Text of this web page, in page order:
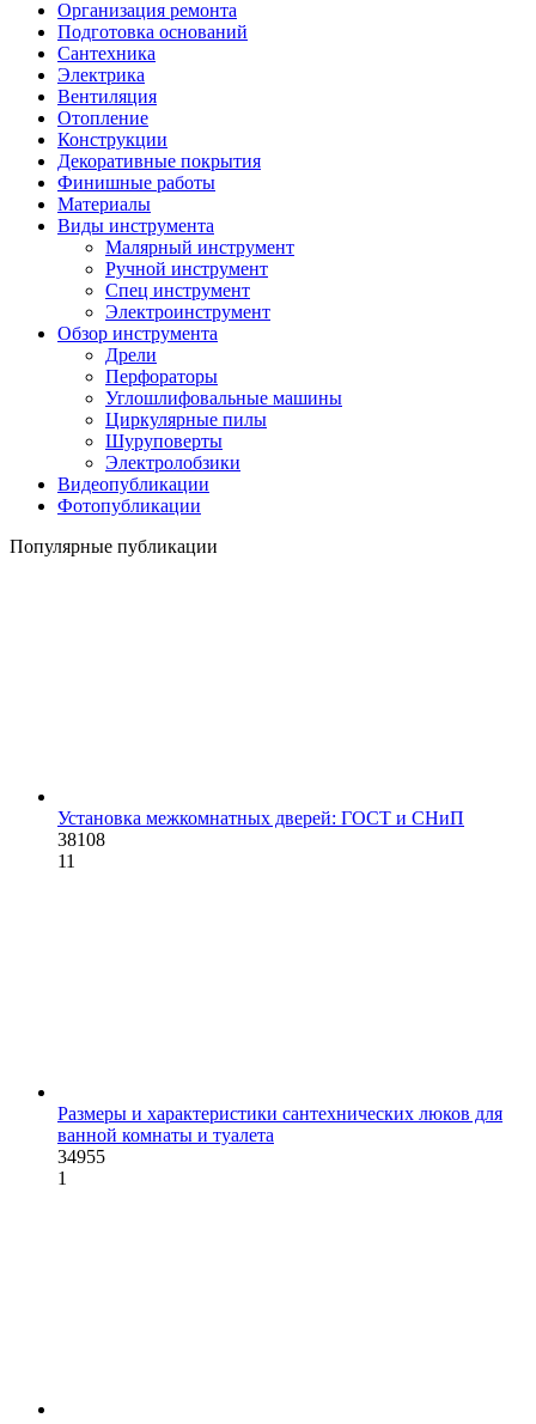
Организация ремонта
Подготовка оснований
Сантехника
Электрика
Вентиляция
Отопление
Конструкции
Декоративные покрытия
Финишные работы
Материалы
Виды инструмента
Малярный инструмент
Ручной инструмент
Спец инструмент
Электроинструмент
Обзор инструмента
Дрели
Перфораторы
Углошлифовальные машины
Циркулярные пилы
Шуруповерты
Электролобзики
Видеопубликации
Фотопубликации
Популярные публикации
Установка межкомнатных дверей: ГОСТ и СНиП
38108
11
Размеры и характеристики сантехнических люков для
ванной комнаты и туалета
34955
1